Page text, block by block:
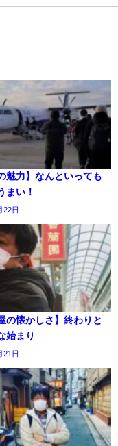
魅力】なんといっても
まい！
22日
の懐かしさ】終わりと
始まり
21日